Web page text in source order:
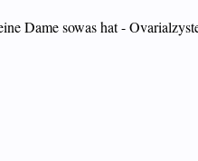
Dame sowas hat -